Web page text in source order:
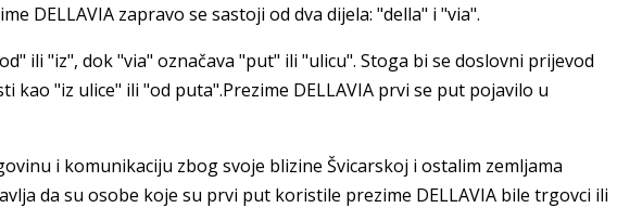
DELLAVIA zapravo se sastoji od dva dijela: "della" i "via".
ili "iz", dok "via" označava "put" ili "ulicu". Stoga bi se doslovni prijevod
kao "iz ulice" ili "od puta".Prezime DELLAVIA prvi se put pojavilo u
i komunikaciju zbog svoje blizine Švicarskoj i ostalim zemljama
da su osobe koje su prvi put koristile prezime DELLAVIA bile trgovci ili